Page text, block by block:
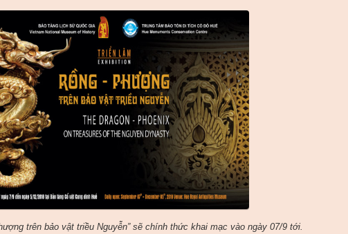
trên bảo vật triều Nguyễn” sẽ chính thức khai mạc vào ngày 07/9 tới.